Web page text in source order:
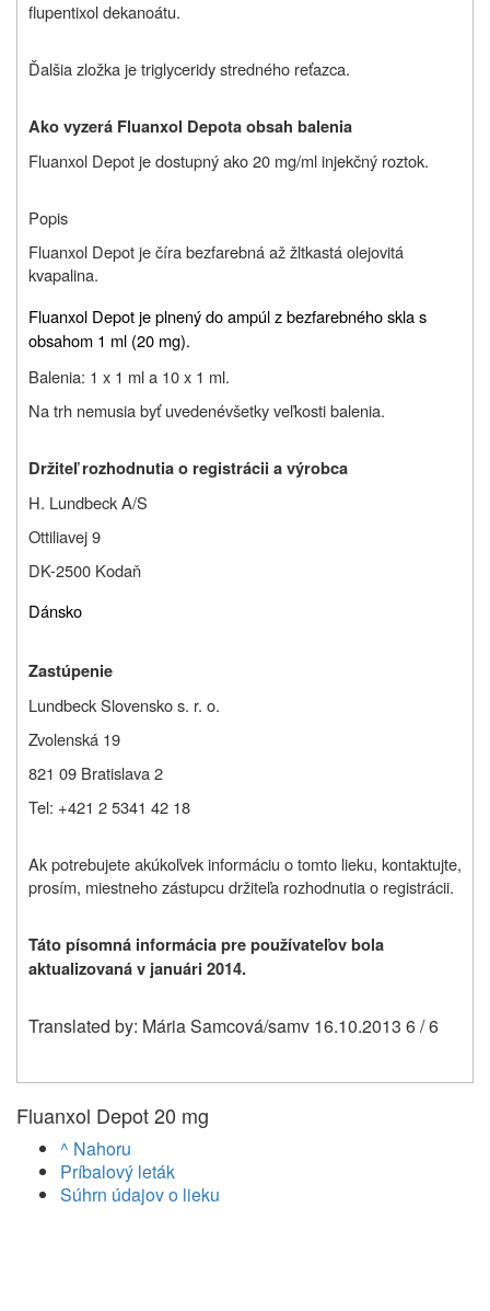
flupentixol dekanoátu.
Ďalšia zložka je triglyceridy stredného reťazca.
Ako vyzerá Fluanxol Depota obsah balenia
Fluanxol Depot je dostupný ako 20 mg/ml injekčný roztok.
Popis
Fluanxol Depot je číra bezfarebná až žltkastá olejovitá
kvapalina.
Fluanxol Depot je plnený do ampúl z bezfarebného skla s
obsahom 1 ml (20 mg).
Balenia: 1 x 1 ml a 10 x 1 ml.
Na trh nemusia byť uvedenévšetky veľkosti balenia.
Držiteľ rozhodnutia o registrácii a výrobca
H. Lundbeck A/S
Ottiliavej 9
DK-2500 Kodaň
Dánsko
Zastúpenie
Lundbeck Slovensko s. r. o.
Zvolenská 19
821 09 Bratislava 2
Tel: +421 2 5341 42 18
Ak potrebujete akúkoľvek informáciu o tomto lieku, kontaktujte,
prosím, miestneho zástupcu držiteľa rozhodnutia o registrácii.
Táto písomná informácia pre používateľov bola
aktualizovaná v januári 2014.
Translated by: Mária Samcová/samv 16.10.2013 6 / 6
Fluanxol Depot 20 mg
^ Nahoru
Príbalový leták
Súhrn údajov o lieku